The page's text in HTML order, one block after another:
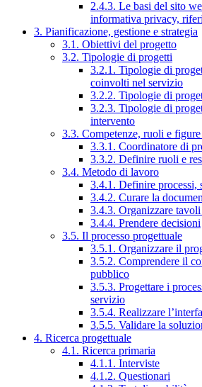
2.4.3. Le basi del sito
informativa privacy,
3. Pianificazione, gestione e strategia
3.1. Obiettivi del progetto
3.2. Tipologie di progetti
3.2.1. Tipologie di
coinvolti nel servizio
3.2.2. Tipologie di
3.2.3. Tipologie di
intervento
3.3. Competenze, ruoli e
3.3.1. Coordinatore di
3.3.2. Definire ruoli e
3.4. Metodo di lavoro
3.4.1. Definire processi,
3.4.2. Curare la
3.4.3. Organizzare
3.4.4. Prendere decisioni
3.5. Il processo progettuale
3.5.1. Organizzare il
3.5.2. Comprendere il
pubblico
3.5.3. Progettare i
servizio
3.5.4. Realizzare
3.5.5. Validare la
4. Ricerca progettuale
4.1. Ricerca primaria
4.1.1. Interviste
4.1.2. Questionari